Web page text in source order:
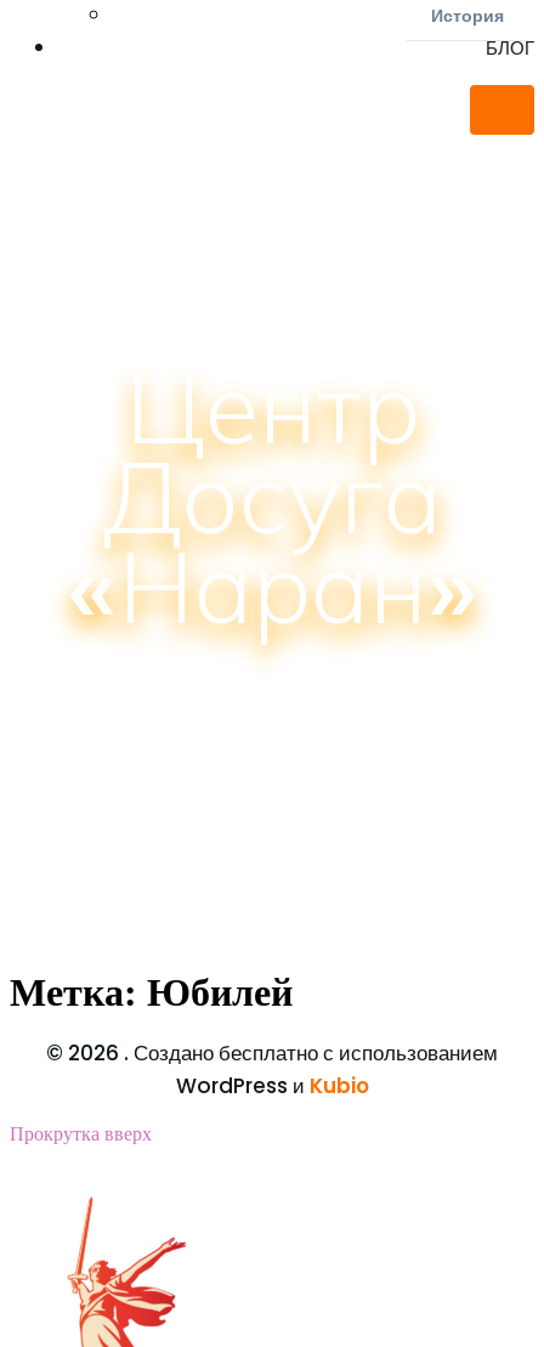
История
БЛОГ
Центр
Досуга
«Наран»
Метка: Юбилей
© 2026 . Создано бесплатно с использованием
WordPress и Kubio
Прокрутка вверх